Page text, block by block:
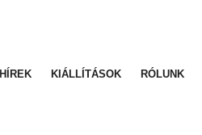
HÍREK KIÁLLÍTÁSOK RÓLUNK